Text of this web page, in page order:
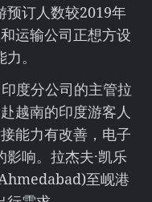
预订人数较2019年
运输公司正想方设
。
度分公司的主管拉
越南的印度游客人
能力有改善，电子
响。拉杰夫·凯乐
至岘港